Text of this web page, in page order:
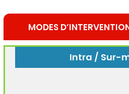
MODES
Intra / Sur-